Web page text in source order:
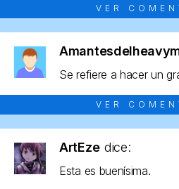
VER
Se refiere a hacer un
VER
ArtEze dice:
Esta es buenísima.